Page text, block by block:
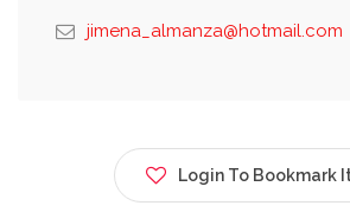
jimena_almanza@hotmail.com
Login To Bookmark